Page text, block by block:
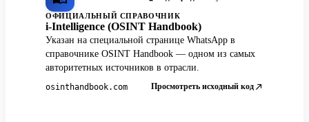
ОФИЦИАЛЬНЫЙ СПРАВОЧНИК
i-Intelligence (OSINT Handbook)
Указан на специальной странице WhatsApp в
справочнике OSINT Handbook — одном из самых
авторитетных источников в отрасли.
osinthandbook.com Просмотреть исходный код